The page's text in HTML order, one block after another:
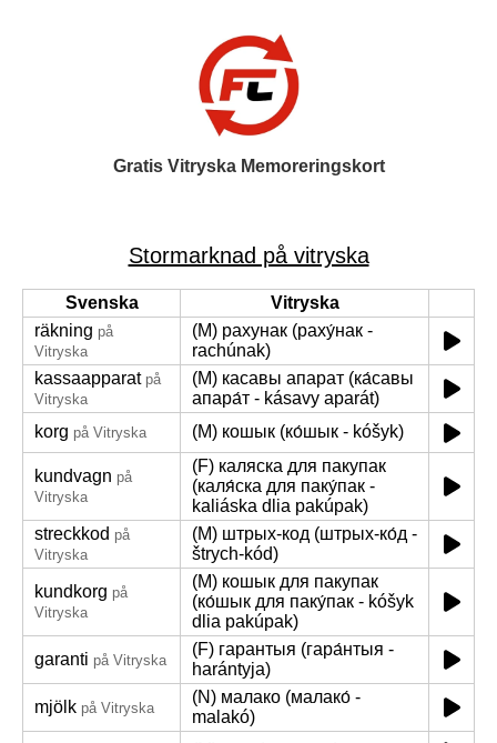
Gratis Vitryska Memoreringskort
Stormarknad på vitryska
Svenska
Vitryska
räkning på
Vitryska
(M) рахунак (раху́нак -
rachúnak)
kassaapparat på
Vitryska
(M) касавы апарат (ка́савы
апара́т - kásavy aparát)
korg på Vitryska (M) кошык (ко́шык - kóšyk)
kundvagn på
Vitryska
(F) каляска для пакупак
(каля́ска для паку́пак -
kaliáska dlia pakúpak)
streckkod på
Vitryska
(M) штрых-код (штрых-ко́д -
štrych-kód)
kundkorg på
Vitryska
(M) кошык для пакупак
(ко́шык для паку́пак - kóšyk
dlia pakúpak)
garanti på Vitryska
(F) гарантыя (гара́нтыя -
harántyja)
mjölk på Vitryska
(N) малако (малако́ -
malakó)